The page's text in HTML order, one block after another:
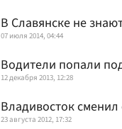
В Славянске не
07 июля 2014, 04:44
Водители попали
12 декабря 2013, 12:28
Владивосток
23 августа 2012, 17:32